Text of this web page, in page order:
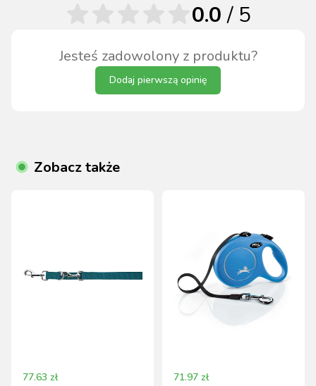
Jesteś zadowolony z produktu?
Dodaj pierwszą opinię
0.0/ 5
Zobacz także
77.63 zł 71.97 zł